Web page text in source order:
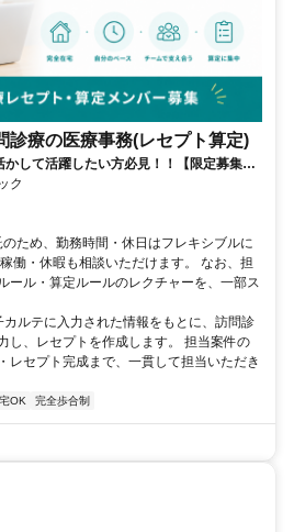
診療の医療事務(レセプト算定)
して活躍したい方必見！！【限定募集】
ト算定（成果報酬型／業務委託）
ク
ため、勤務時間・休日はフレキシブルに
働・休暇も相談いただけます。 なお、担
ール・算定ルールのレクチャーを、一部ス
ルテに入力された情報をもとに、訪問診
し、レセプトを作成します。 担当案件の
レセプト完成まで、一貫して担当いただき
OK 完全歩合制